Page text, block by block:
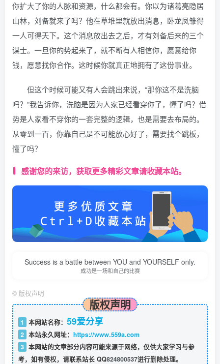
你扩大了你的人脉和资源，什么都会有。你以为诸葛亮隐居
山林，刘备就来了吗？他在草堆里就放出消息，卧龙凤雏得
一人可得天下。这个消息放出去之后，才有刘备后来的三个
谋士。一旦你的势起来了，就不断有人相信你，愿意给你
钱，愿意找你合作。这时候你就真正地拥有了这份事业。
但这个时候可能又有人会跳出来说，“那你这不是洗脑
吗？”我告诉你，洗脑是因为人家已经看穿你了，懂了吗？借
势是人家看不穿你的一套完整的逻辑，也是需要去布局的。
从零到一百，你靠自己是不可能放心好了，需要找个跳板，
懂了吗？
感谢您的来访，获取更多精彩文章请收藏本站。
Success is a battle between YOU and YOURSELF only.
成功是一场和自己的比赛
© 版权声明
版权声明
1 本网站名称： 59爱分享
2 本站永久网址： https://www.559a.com
3 本网站的文章部分内容可能来源于网络，仅供大家学习与参
考，如有侵权，请联系站长 QQ824800537进行删除处理。